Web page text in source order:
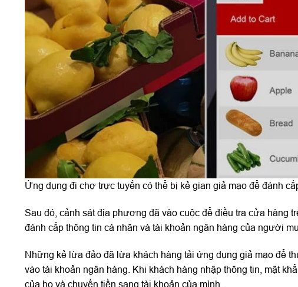
Ứng dụng đi chợ trực tuyến có thể bị kẻ gian giả mạo để đánh
Sau đó, cảnh sát địa phương đã vào cuộc để điều tra cửa hàng
đánh cắp thông tin cá nhân và tài khoản ngân hàng của người
Những kẻ lừa đảo đã lừa khách hàng tải ứng dụng giả mạo để
vào tài khoản ngân hàng. Khi khách hàng nhập thông tin, mật
của họ và chuyển tiền sang tài khoản của mình.